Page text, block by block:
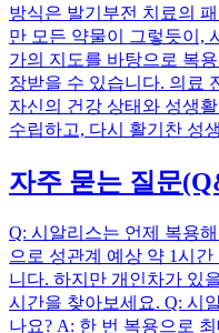
방식은 발기부전 치료의
만 모든 약물이 그렇듯이,
가의 지도를 바탕으로 복
장받을 수 있습니다. 의료
자신의 건강 상태와 성생
수립하고, 다시 활기찬 성
자주 묻는 질문
Q: 시알리스는 언제 복용
으로 성관계 예상 약 1시
니다. 하지만 개인차가 있
시간을 찾아보세요. Q: 시
나요? A: 한 번 복용으로